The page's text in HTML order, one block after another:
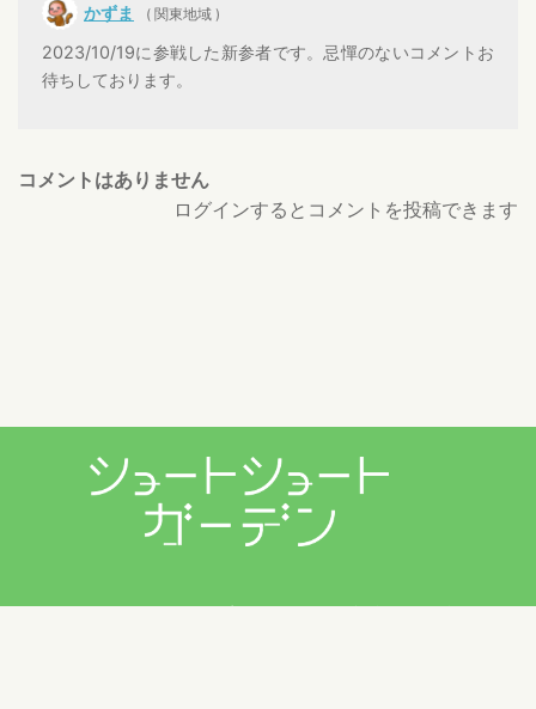
かずま ( 関東地域 )
2023/10/19に参戦した新参者です。忌憚のないコメントお
待ちしております。
コメントはありません
ログインするとコメントを投稿できます
プライバシーポリシー 利用規約 お問い合わせ